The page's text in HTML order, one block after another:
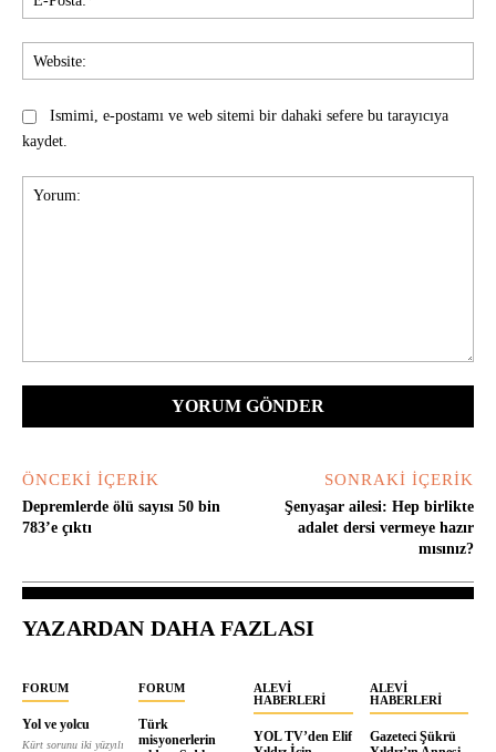
Ismimi, e-postamı ve web sitemi bir dahaki sefere bu tarayıcıya
kaydet.
ÖNCEKI İÇERIK
Depremlerde ölü sayısı 50 bin
783’e çıktı
SONRAKI İÇERIK
Şenyaşar ailesi: Hep birlikte
adalet dersi vermeye hazır
mısınız?
YAZARDAN DAHA FAZLASI
FORUM
Yol ve yolcu
Kürt sorunu iki yüzyılı
FORUM
Türk
misyonerlerin
ALEVI
HABERLERI
YOL TV’den Elif
ALEVI
HABERLERI
Gazeteci Şükrü